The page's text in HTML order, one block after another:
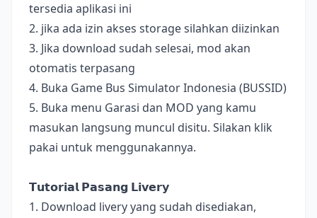
tersedia aplikasi ini
2. jika ada izin akses storage silahkan diizinkan
3. Jika download sudah selesai, mod akan
otomatis terpasang
4. Buka Game Bus Simulator Indonesia (BUSSID)
5. Buka menu Garasi dan MOD yang kamu
masukan langsung muncul disitu. Silakan klik
pakai untuk menggunakannya.
𝗧𝘂𝘁𝗼𝗿𝗶𝗮𝗹 𝗣𝗮𝘀𝗮𝗻𝗴 𝗟𝗶𝘃𝗲𝗿𝘆
1. Download livery yang sudah disediakan,